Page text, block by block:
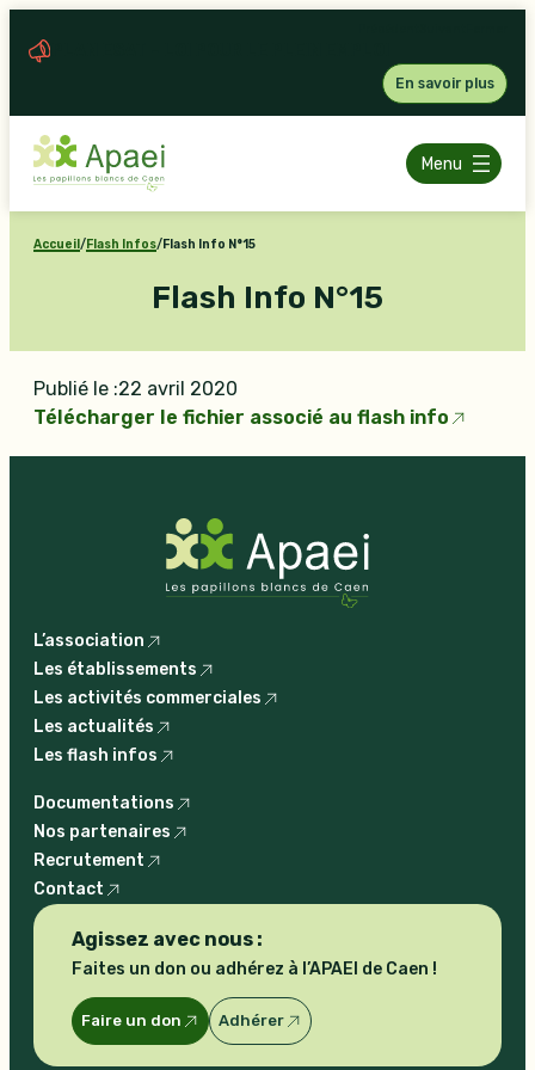
au
En savoir plus
Menu
Accueil / Flash Infos/ Flash Info N°15
Flash Info N°15
Publié le :22 avril 2020
Télécharger le fichier associé au flash info
L’association
Les établissements
Les activités commerciales
Les actualités
Les flash infos
Documentations
Nos partenaires
Recrutement
Contact
Agissez avec nous :
Faites un don ou adhérez à l’APAEI de Caen !
Faire un don Adhérer